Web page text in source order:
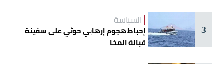
3
السياسة
إحباط هجوم إرهابي حوثي على سفينة
قبالة المخا